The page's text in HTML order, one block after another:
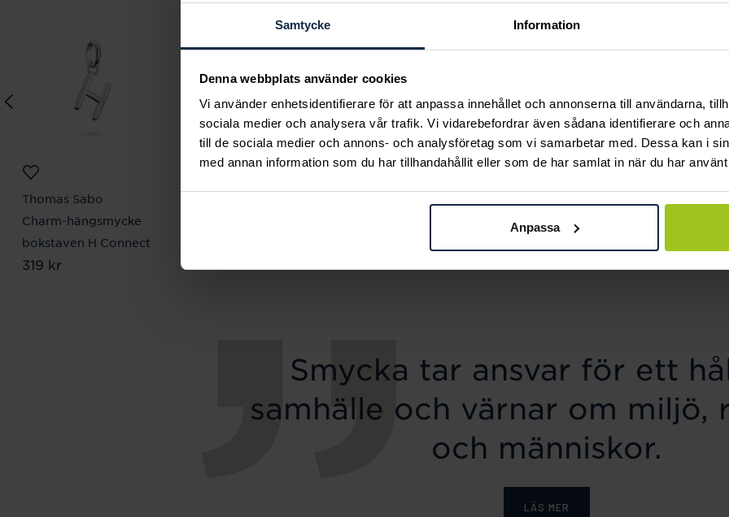
Samtycke Information
Denna webbplats använder cookies
Vi använder enhetsidentifierare för att anpassa innehållet och annonserna till användarna,
sociala medier och analysera vår trafik. Vi vidarebefordrar även sådana identifierare och
till de sociala medier och annons- och analysföretag som vi samarbetar med. Dessa kan i
med annan information som du har tillhandahållit eller som de har samlat in när du har
Anpassa
Thomas Sabo
Charm-hängsmycke
bokstaven H Connect
Pris :319 kr
319 kr
Charm-armband 17 cm
Smycka tar ansvar för ett
samhälle och värnar om miljö,
och människor.
LÄS MER